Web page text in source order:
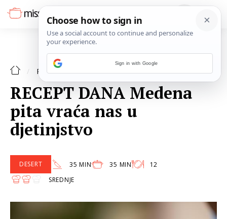
RECEPTI DESERT
RECEPT DANA Medena
pita vraća nas u
djetinjstvo
DESERT 35 MIN 35 MIN
12
SREDNJE
Sign in with Google